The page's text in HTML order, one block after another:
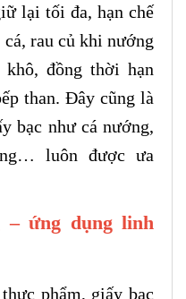
lại tối đa, hạn chế
rau củ khi nướng
đồng thời hạn
than. Đây cũng là
bạc như cá nướng,
luôn được ưa
– ứng dụng linh
phẩm, giấy bạc